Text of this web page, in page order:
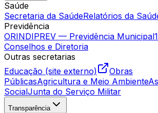
Saúde
Secretaria da SaúdeRelatórios da
Previdência
ORINDIPREV — Previdência Municipal
Conselhos e Diretoria
Outras secretarias
Educação (site externo)
Obras
PúblicasAgricultura e Meio Ambiente
SocialJunta do Serviço Militar
Transparência